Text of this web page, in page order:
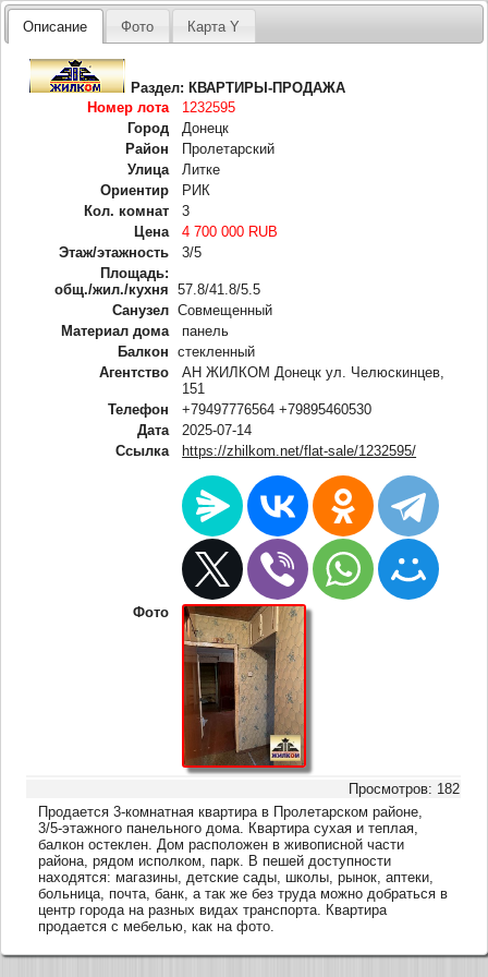
Описание Фото Карта Y
Раздел:КВАРТИРЫ-ПРОДАЖА
Номер лота
1232595
Город
Донецк
Район
Пролетарский
Улица
Литке
Ориентир
РИК
Кол. комнат
3
Цена
4 700 000 RUB
Этаж/этажность
3/5
Площадь:
общ./жил./кухня
57.8/41.8/5.5
Санузел Совмещенный
Материал дома
панель
Балкон
стекленный
Агентство
АН ЖИЛКОМ Донецк ул. Челюскинцев,
151
Телефон
+79497776564 +79895460530
Дата
2025-07-14
Ссылка
https://zhilkom.net/flat-sale/1232595/
Фото
Просмотров: 182
Продается 3-комнатная квартира в Пролетарском районе,
3/5-этажного панельного дома. Квартира сухая и теплая,
балкон остеклен. Дом расположен в живописной части
района, рядом исполком, парк. В пешей доступности
находятся: магазины, детские сады, школы, рынок, аптеки,
больница, почта, банк, а так же без труда можно добраться в
центр города на разных видах транспорта. Квартира
продается с мебелью, как на фото.